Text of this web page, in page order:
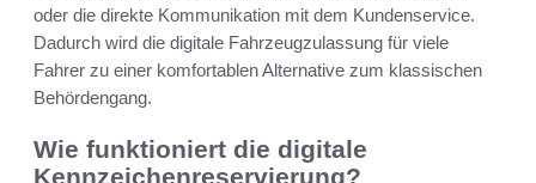
oder die direkte Kommunikation mit dem Kundenservice.
Dadurch wird die digitale Fahrzeugzulassung für viele
Fahrer zu einer komfortablen Alternative zum klassischen
Behördengang.
Wie funktioniert die digitale
Kennzeichenreservierung?